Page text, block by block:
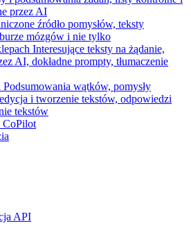
przez AI
źródło pomysłów, teksty
mózgów i nie tylko
Interesujące teksty na żądanie,
AI, dokładne prompty, tłumaczenie
Podsumowania wątków, pomysły
i tworzenie tekstów, odpowiedzi
tekstów
CoPilot
API